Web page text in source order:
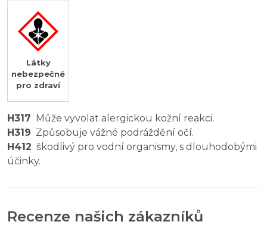
Látky
nebezpečné
pro zdraví
H317 Může vyvolat alergickou kožní reakci.
H319 Způsobuje vážné podráždění očí.
H412 škodlivý pro vodní organismy, s dlouhodobými
účinky.
Recenze našich zákazníků